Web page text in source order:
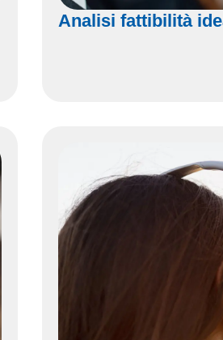
Analisi fattibilità